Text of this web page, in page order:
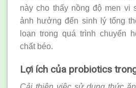
này cho thấy nồng độ men vi
ảnh hưởng đến sinh lý tổng
loạn trong quá trình chuyển
chất béo.
Lợi ích của probiotics